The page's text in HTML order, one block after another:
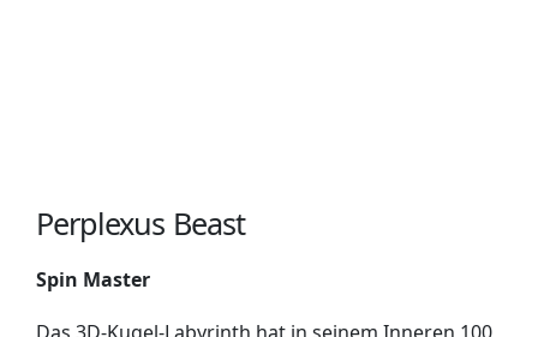
Perplexus Beast
Spin Master